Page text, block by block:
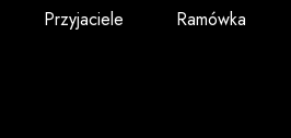
Przyjaciele Ramówka